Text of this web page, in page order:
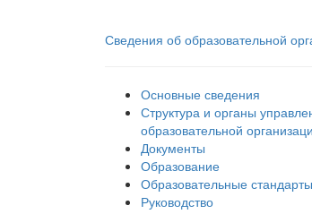
Сведения об образовательной
Основные сведения
Структура и органы
образовательной
Документы
Образование
Образовательные
Руководство